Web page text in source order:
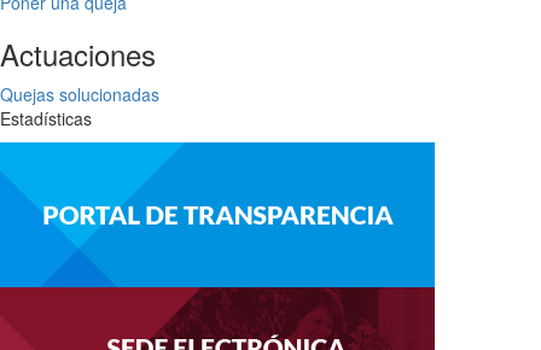
Actuaciones
Quejas solucionadas
Estadísticas